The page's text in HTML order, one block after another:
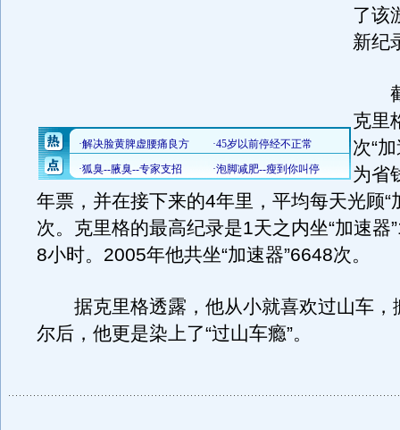
了该
新纪
截
克里
次“
为省
年票，并在接下来的4年里，平均每天光顾“
次。克里格的最高纪录是1天之内坐“加速器
8小时。2005年他共坐“加速器”6648次。
据克里格透露，他从小就喜欢过山车，
尔后，他更是染上了“过山车瘾”。